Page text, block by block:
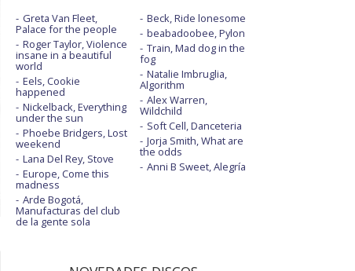
Greta Van Fleet,
Palace for the people
Roger Taylor, Violence
insane in a beautiful
world
Eels, Cookie
happened
Nickelback, Everything
under the sun
Phoebe Bridgers, Lost
weekend
Lana Del Rey, Stove
Europe, Come this
madness
Arde Bogotá,
Manufacturas del club
de la gente sola
Beck, Ride lonesome
beabadoobee, Pylon
Train, Mad dog in the
fog
Natalie Imbruglia,
Algorithm
Alex Warren,
Wildchild
Soft Cell, Danceteria
Jorja Smith, What are
the odds
Anni B Sweet, Alegría